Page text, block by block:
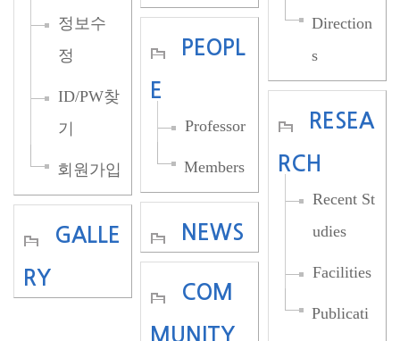
정보수
정
ID/PW찾
기
회원가입
Direction
s
PEOPL
E
Professor
Members
RESEA
RCH
Recent St
udies
Facilities
Publicati
NEWS
GALLE
RY
COM
MUNITY